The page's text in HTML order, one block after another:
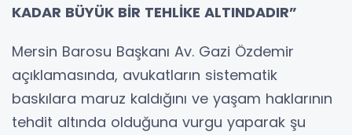
KADAR BÜYÜK BİR TEHLİKE ALTINDADIR”
Mersin Barosu Başkanı Av. Gazi Özdemir
açıklamasında, avukatların sistematik
baskılara maruz kaldığını ve yaşam haklarının
tehdit altında olduğuna vurgu yaparak şu